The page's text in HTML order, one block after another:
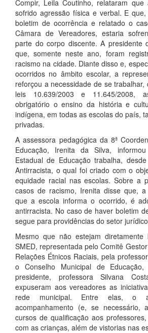
Compir, Leila Coutinho, relataram
sofrido agressão física e verbal. E
boletim de ocorrência e relatado o
Câmara de Vereadores, estaria
parte do corpo discente. A presidente
que, somente neste ano, foram
racismo na cidade. Diante disso e,
ocorridos no âmbito escolar, a
reforçou a necessidade de se
leis 10.639/2003 e 11.645/2008,
obrigatório o ensino da história e
indígena, em todas as escolas do país,
privadas.
A assessora pedagógica da 8ª
Educação, Irenita da Silva,
Estadual de Educação trabalha,
Antirracista, o qual foi criado com o
equidade racial nas escolas. Sobre a
casos de racismo, Irenita disse que,
que a escola informa o ocorrido, é
antirracista. No caso de haver boletim
segue para providências do setor
Mesmo que não estejam
SMED, representada pelo Comitê
Relações Étnicos Raciais, pela
o Conselho Municipal de Educação,
presidente, professora Silvana
expuseram aos vereadores as
rede municipal. Entre elas, o
acompanhamento (e, se necessário,
cursos de qualificação aos
com as crianças, além de vistorias nas